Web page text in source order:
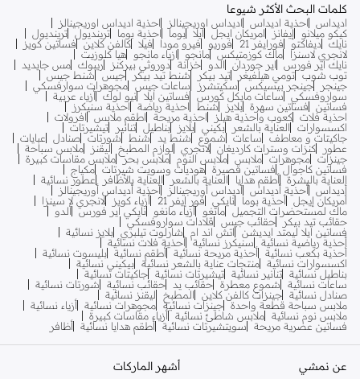
كلمات البحث الأكثر شيوعا
اديداس احذية اديداس اديداس اوريجينالز
احذية اديداس اوريجينالز
كيكو ميلانو
إيفانز امريكان ايجل ايلا بوما احذية بوما ترينديول ترينديول
نايك ديفاكتو فورايفر 21 فوريو فيرو مودا فيلا كالفن كلاين فساتين كويز
لانجري لاسنزا
ماك كوزمتيكس مانجو ازياء مانجو
هيا كلوزيت
نايك اير فورس
اير جوردان الدو خزانة دوروثي بيركنز ريبوك مس جايديد
توب شوب تومي هيلفيغر تيد بيكر شنط تيد بيكر جيس
شنط جيس
جينجر
جينجر بيسيكس سكيتشرز ساعات جيس مجوهرات سوارفسكي
سواروفسكي
ساعات مايكل كورس فساتين ايلا نيو لوك أزياء عربية
فساتين
فساتين سهرة بلايز شنط احذية رياضة
احذية سنيكرز
احذية فلات كعوب واحذية هيلز احذية مريحة اطقم ملابس
افرولات
اكسسوارات
العناية بالشعر بكيني بلايز بناطيل تنانير
تيشيرتات
جاكيتات و معاطف
ساعات شموع شنط يد شنط شورتات صنادل
عبايات
عطور
كنزات وسترات كارديغان لانجري لوازم المطبخ ليقنز
ملابس سباحة
جينزات مجوهرات ملابس ملابس النوم ملابس بحر ملابس مقاسات كبيرة
فساتين كاجوال
فساتين قصيرة هوديات وسويت شيرتات مكياج
العناية بالبشرة أطقم هدايا العناية بالشعر العناية بالأظافر
عطور نسائية
أديداس أحذية أديداس أديداس أوريجينالز
أحذية أديداس أوريجينالز
أمريكان إيجل أحذية بوما نايكي فور إيفر 21 أزياء كويز
لانجري لا سينزا
ماك لمستحضرات التجميل مانغو أزياء مانغو نايكي اير فورس ألدو
حقائب تيد بيكر
حقائب جيس
قلادات سواروفسكي
فساتين ايلا ليمتد ايديشن
اتش اند ام شارلوت تيلبري بلايز نسائية
أحذية رياضية نسائية
سنيكرز نسائية أحذية فلات نسائية
أحذية بكعب نسائية أحذية مريحة نسائية أطقم نسائية بليسوت نسائية
اكسسوارات نسائية منتجات عناية بالشعر نسائية بيكيني نسائية
بناطيل نسائية تنانير نسائية تيشيرتات نسائية جاكيتات نسائية
ساعات نسائية
شموع معطرة حقائب يد حقائب نسائية
شورتات نسائية
صنادل نسائية جينزات كالفن كلاين المطبخ
ليقنز نسائية
ملابس سباحة قطعة واحدة جينزات نسائية مجوهرات نسائية أزياء نسائية
ملابس نوم نسائية ملابس شاطئ نسائية أزياء مقاسات كبيرة
فساتين عصرية مريحة
سويتشيرتات نسائية أطقم هدايا نسائية أظافر
عن نمشي أشهر الماركات